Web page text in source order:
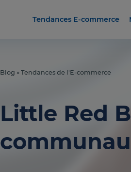
Tendances E-commerce
Blog » Tendances de l'E-commerce
Little Red